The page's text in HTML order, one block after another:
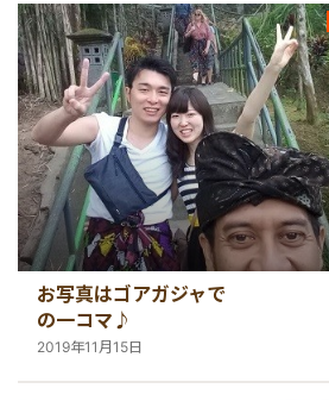
お写真はゴアガジャで
の一コマ♪
2019年11月15日